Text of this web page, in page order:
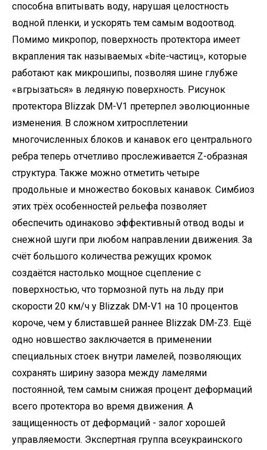
способна впитывать воду, нарушая целостность
водной пленки, и ускорять тем самым водоотвод.
Помимо микропор, поверхность протектора имеет
вкрапления так называемых «bite-частиц», которые
работают как микрошипы, позволяя шине глубже
«вгрызаться» в ледяную поверхность. Рисунок
протектора Blizzak DM-V1 претерпел эволюционные
изменения. В сложном хитросплетении
многочисленных блоков и канавок его центрального
ребра теперь отчетливо прослеживается Z-образная
структура. Также можно отметить четыре
продольные и множество боковых канавок. Симбиоз
этих трёх особенностей рельефа позволяет
обеспечить одинаково эффективный отвод воды и
снежной шуги при любом направлении движения. За
счёт большого количества режущих кромок
создаётся настолько мощное сцепление с
поверхностью, что тормозной путь на льду при
скорости 20 км/ч у Blizzak DM-V1 на 10 процентов
короче, чем у блиставшей раннее Blizzak DM-Z3. Ещё
одно новшество заключается в применении
специальных стоек внутри ламелей, позволяющих
сохранять ширину зазора между ламелями
постоянной, тем самым снижая процент деформаций
всего протектора во время движения. А
защищенность от деформаций - залог хорошей
управляемости. Экспертная группа всеукраинского